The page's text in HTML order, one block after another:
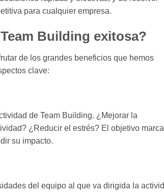
para cualquier empresa.
Building exitosa?
de los grandes beneficios que hemos
clave:
de Team Building. ¿Mejorar la
¿Reducir el estrés? El objetivo
su impacto.
del equipo al que va dirigida la